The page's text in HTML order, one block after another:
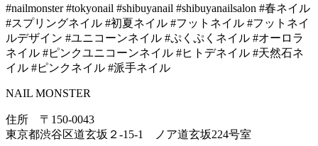
#nailmonster #tokyonail #shibuyanail #shibuyanailsalon #春ネイル
#スプリングネイル #初夏ネイル #フットネイル #フットネイ
ルデザイン #ユニコーンネイル #ぷくぷくネイル #オーロラ
ネイル #ピンクユニコーンネイル #ヒトデネイル #天然石ネ
イル #ピンクネイル #派手ネイル
NAIL MONSTER
住所 〒150-0043
東京都渋谷区道玄坂２-15-1 ノア道玄坂224号室